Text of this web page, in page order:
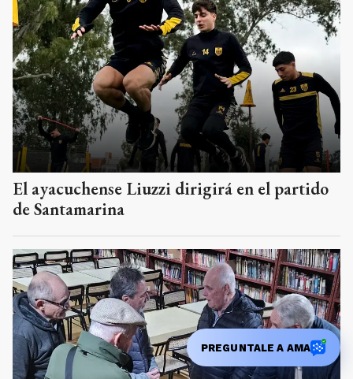
El ayacuchense Liuzzi dirigirá en el partido
de Santamarina
PREGUNTALE A AMA